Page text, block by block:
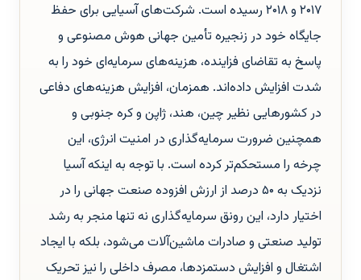
۲۰۱۷ و ۲۰۱۸ رسیده است. شرکت‌های آسیایی برای حفظ
جایگاه خود در زنجیره تأمین جهانی هوش مصنوعی و
پاسخ به تقاضای فزاینده، هزینه‌های سرمایه‌ای خود را به
شدت افزایش داده‌اند. همزمان، افزایش هزینه‌های دفاعی
در کشورهایی نظیر چین، هند، ژاپن و کره جنوبی و
همچنین ضرورت سرمایه‌گذاری در امنیت انرژی، این
چرخه را مستحکم‌تر کرده است. با توجه به اینکه آسیا
نزدیک به ۵۰ درصد از ارزش افزوده صنعت جهانی را در
اختیار دارد، این رونق سرمایه‌گذاری نه تنها منجر به رشد
تولید صنعتی و صادرات ماشین‌آلات می‌شود، بلکه با ایجاد
اشتغال و افزایش دستمزدها، مصرف داخلی را نیز تحریک